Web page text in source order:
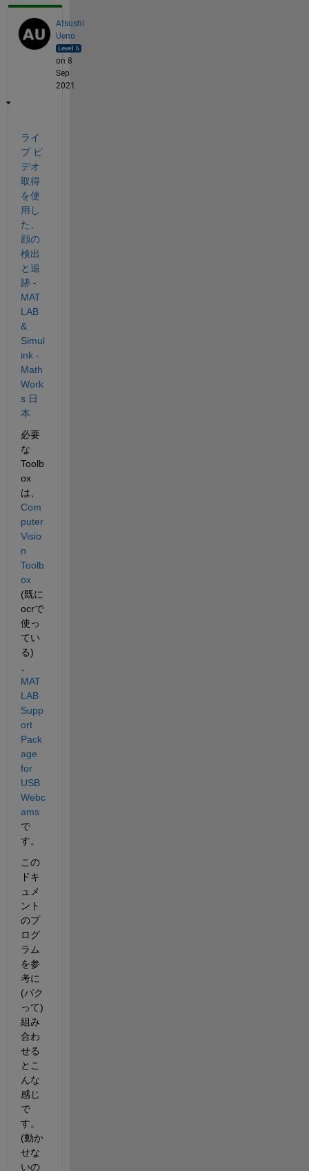
Atsushi
Ueno
on 8
Sep
2021
ライ
ブ ビ
デオ
取得
を使
用し
た、
顔の
検出
と追
跡 -
MAT
LAB
&
Simul
ink -
Math
Work
s 日
本
必要
な
Toolb
ox
は、
Com
puter
Visio
n
Toolb
ox
(既に
ocrで
使っ
てい
る)
MAT
LAB
Supp
ort
Pack
age
for
USB
Webc
ams
で
す。
この
ドキ
ュメ
ント
のプ
ログ
ラム
を参
考に
(パク
って)
組み
合わ
せる
とこ
んな
感じ
で
す。
(動か
せな
いの